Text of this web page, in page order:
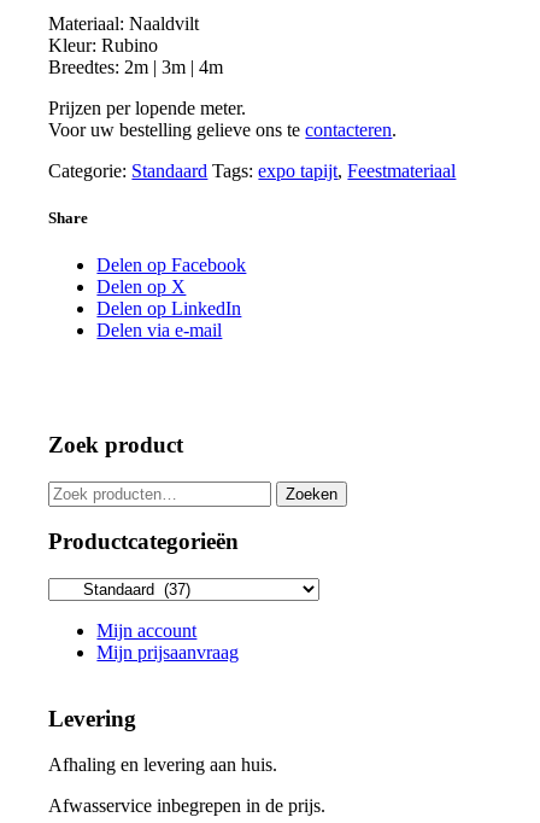
Materiaal: Naaldvilt
Kleur: Rubino
Breedtes: 2m | 3m | 4m
Prijzen per lopende meter.
Voor uw bestelling gelieve ons tecontacteren.
Categorie: Standaard Tags:expo tapijt,Feestmateriaal
Share
Delen op Facebook
Delen op X
Delen op LinkedIn
Delen via e-mail
Zoek product
Zoeken
naar:
Zoeken
Productcategorieën
Mijn account
Mijn prijsaanvraag
Levering
Afhaling en levering aan huis.
Afwasservice inbegrepen in de prijs.